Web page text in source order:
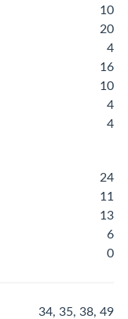
10
20
4
16
10
4
4
24
11
13
6
0
34, 35, 38, 49